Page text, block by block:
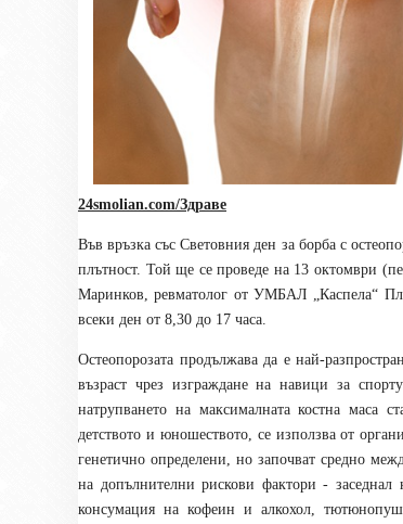
24smolian.com/Здраве
Във връзка със Световния ден за борба с
плътност. Той ще се проведе на 13 октомври
Маринков, ревматолог от УМБАЛ „Каспела“
всеки ден от 8,30 до 17 часа.
Остеопорозата продължава да е най-
възраст чрез изграждане на навици за
натрупването на максималната костна маса
детството и юношеството, се използва от
генетично определени, но започват средно
на допълнителни рискови фактори - заседнал
консумация на кофеин и алкохол,